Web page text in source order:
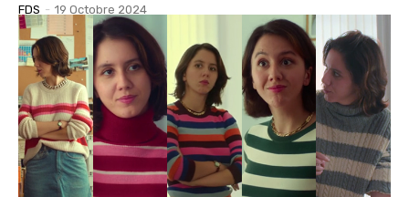
FDS - 19 Octobre 2024